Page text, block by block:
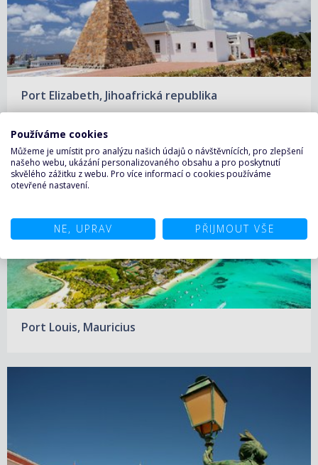
Port Elizabeth, Jihoafrická republika
Port Louis, Mauricius
Používáme cookies
Můžeme je umístit pro analýzu našich údajů o návštěvnících, pro zlepšení
našeho webu, ukázání personalizovaného obsahu a pro poskytnutí
skvělého zážitku z webu. Pro více informací o cookies používáme
otevřené nastavení.
NE, UPRAV PŘIJMOUT VŠE